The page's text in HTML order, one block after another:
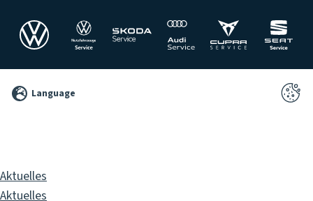
2026 Language
Aktuelles
Aktuelles